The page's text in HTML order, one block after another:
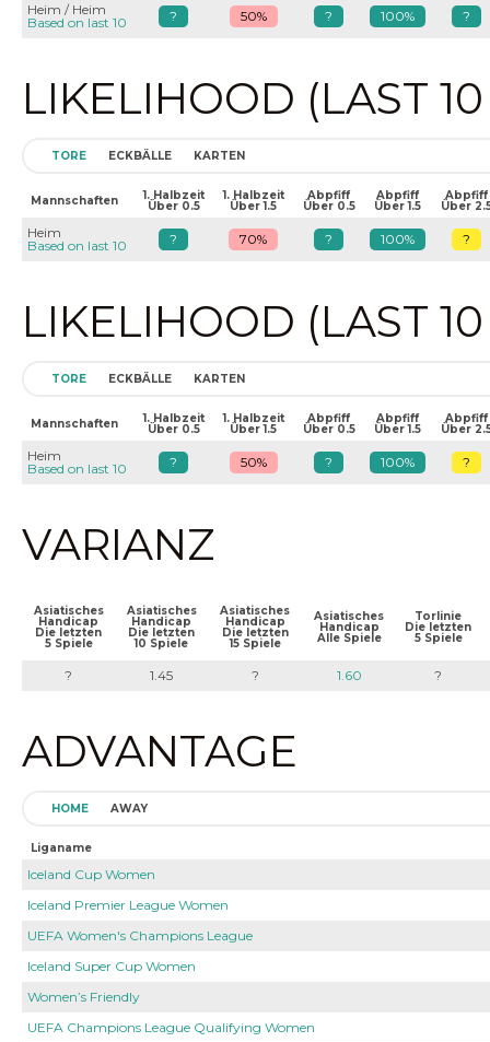
Heim / Heim
Based on last 10
? 50% ? 100% ?
LIKELIHOOD (LAST
TORE ECKBÄLLE KARTEN
Mannschaften 1. Halbzeit
Über 0.5
1. Halbzeit
Über 1.5
Abpfiff
Über 0.5
Abpfiff
Über 1.5
Abpfiff
Über
Heim
Based on last 10
? 70% ? 100% ?
LIKELIHOOD (LAST
TORE ECKBÄLLE KARTEN
Mannschaften 1. Halbzeit
Über 0.5
1. Halbzeit
Über 1.5
Abpfiff
Über 0.5
Abpfiff
Über 1.5
Abpfiff
Über
Heim
Based on last 10
? 50% ? 100% ?
VARIANZ
Asiatisches
Handicap
Die letzten
5 Spiele
Asiatisches
Handicap
Die letzten
10 Spiele
Asiatisches
Handicap
Die letzten
15 Spiele
Asiatisches
Handicap
Alle Spiele
Torlinie
Die letzten
5 Spiele
? 1.45 ? 1.60 ?
ADVANTAGE
HOME AWAY
Liganame
Iceland Cup Women
Iceland Premier League Women
UEFA Women's Champions League
Iceland Super Cup Women
Women’s Friendly
UEFA Champions League Qualifying Women